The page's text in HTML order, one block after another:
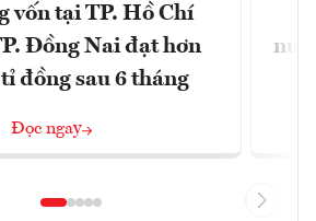
vốn tại TP. Hồ Chí
Đồng Nai đạt hơn
đồng sau 6 tháng
Đọc ngay